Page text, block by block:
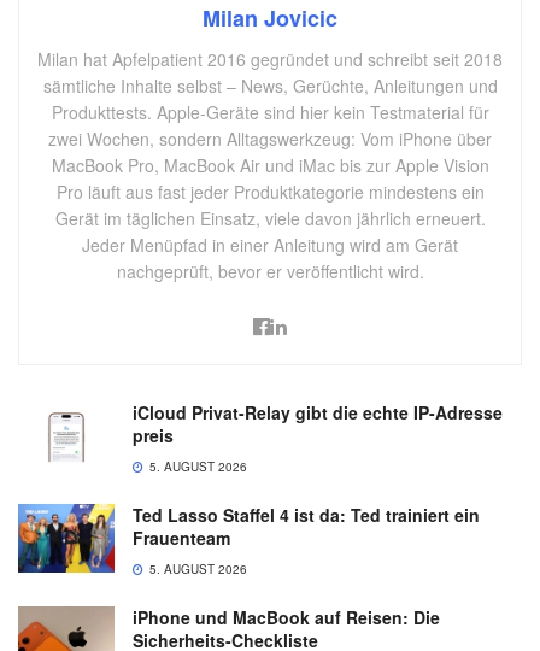
Milan Jovicic
Milan hat Apfelpatient 2016 gegründet und schreibt seit 2018
sämtliche Inhalte selbst – News, Gerüchte, Anleitungen und
Produkttests. Apple-Geräte sind hier kein Testmaterial für
zwei Wochen, sondern Alltagswerkzeug: Vom iPhone über
MacBook Pro, MacBook Air und iMac bis zur Apple Vision
Pro läuft aus fast jeder Produktkategorie mindestens ein
Gerät im täglichen Einsatz, viele davon jährlich erneuert.
Jeder Menüpfad in einer Anleitung wird am Gerät
nachgeprüft, bevor er veröffentlicht wird.
iCloud Privat-Relay gibt die echte IP-Adresse
preis
5. AUGUST 2026
Ted Lasso Staffel 4 ist da: Ted trainiert ein
Frauenteam
5. AUGUST 2026
iPhone und MacBook auf Reisen: Die
Sicherheits-Checkliste